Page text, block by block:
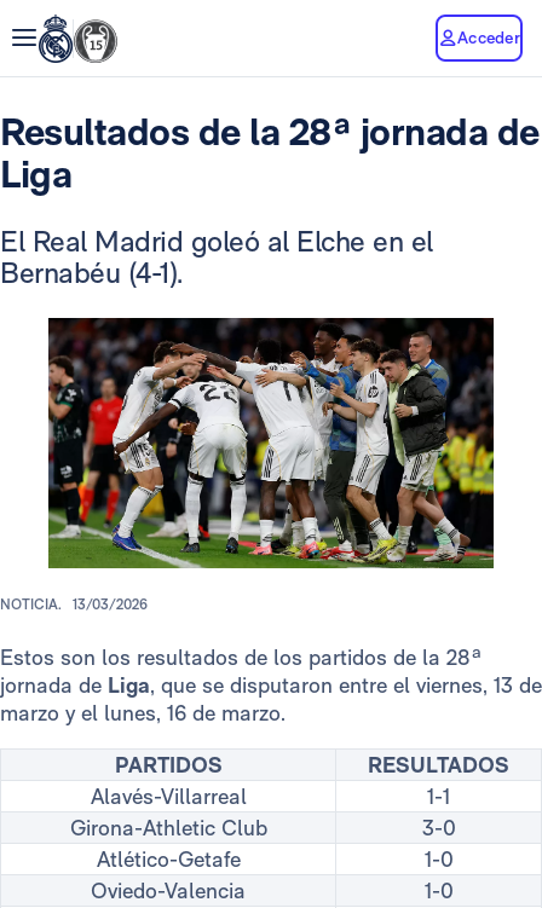
Acceder
Resultados de la 28ª jornada de
Liga
El Real Madrid goleó al Elche en el
Bernabéu (4-1).
NOTICIA. 13/03/2026
Estos son los resultados de los partidos de la 28ª
jornada de Liga, que se disputaron entre el viernes, 13 de
marzo y el lunes, 16 de marzo.
PARTIDOS
RESULTADOS
Alavés-Villarreal
1-1
Girona-Athletic Club
3-0
Atlético-Getafe
1-0
Oviedo-Valencia
1-0